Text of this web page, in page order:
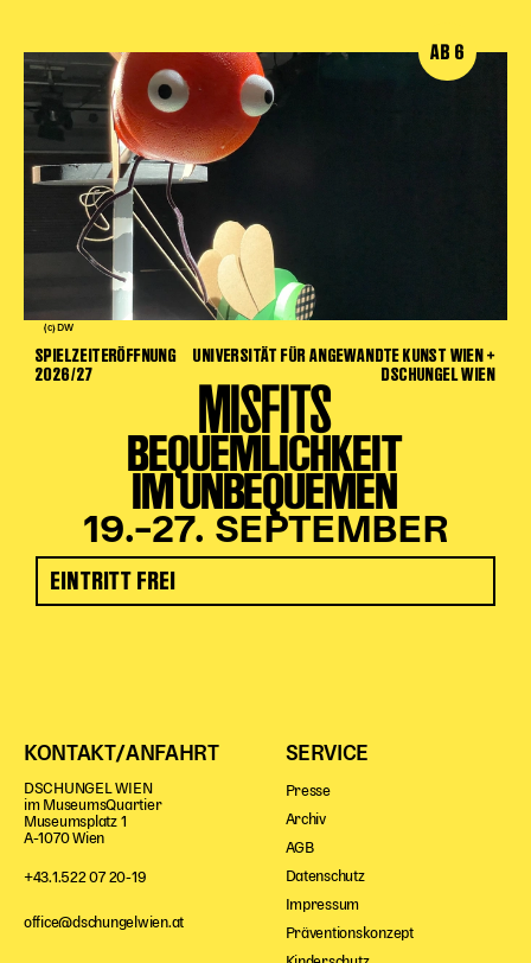
(c) DW
AB 6
SPIELZEITERÖFFNUNG
2026/27
UNIVERSITÄT FÜR ANGEWANDTE KUNST WIEN +
DSCHUNGEL WIEN
MISFITS
BEQUEMLICHKEIT
IM UNBEQUEMEN
19.–27. SEPTEMBER
EINTRITT FREI
KONTAKT/ANFAHRT
DSCHUNGEL WIEN
im MuseumsQuartier
Museumsplatz 1
A-1070 Wien
+43.1.522 07 20-19
office@dschungelwien.at
SERVICE
Presse
Archiv
AGB
Datenschutz
Impressum
Präventionskonzept